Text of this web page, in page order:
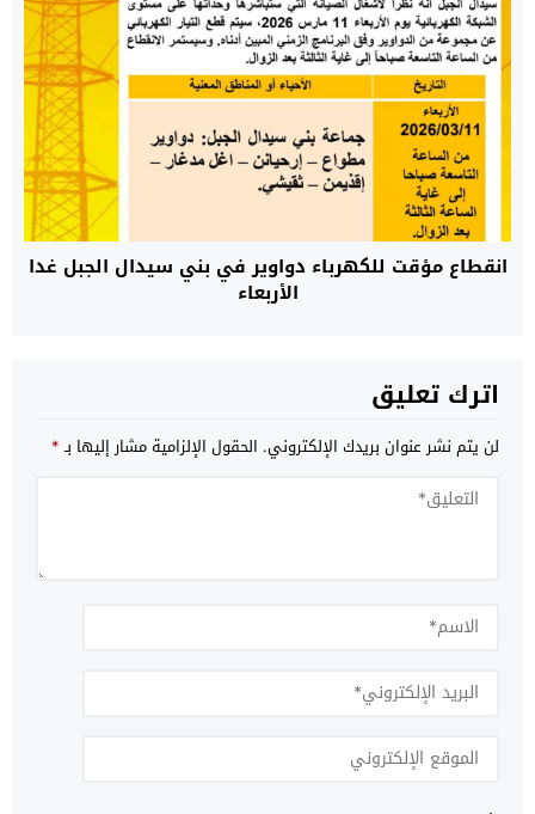
انقطاع مؤقت للكهرباء دواوير في بني سيدال الجبل غدا
الأربعاء
اترك تعليق
لن يتم نشر عنوان بريدك الإلكتروني. الحقول الإلزامية مشار إليها بـ*